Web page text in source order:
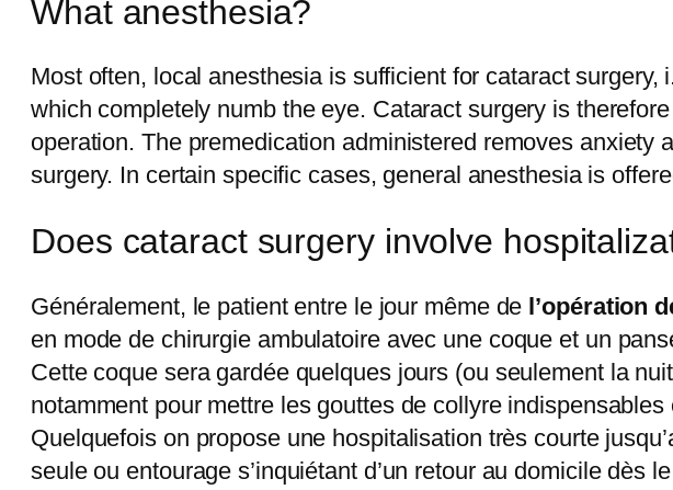
What anesthesia?
Most often, local anesthesia is sufficient for cataract
which completely numb the eye. Cataract surgery is
operation. The premedication administered removes
surgery. In certain specific cases, general anesthesia is
Does cataract surgery involve
Généralement, le patient entre le jour même de l’opération
en mode de chirurgie ambulatoire avec une coque et un
Cette coque sera gardée quelques jours (ou seulement la
notamment pour mettre les gouttes de collyre indispensables
Quelquefois on propose une hospitalisation très courte
seule ou entourage s’inquiétant d’un retour au domicile dès